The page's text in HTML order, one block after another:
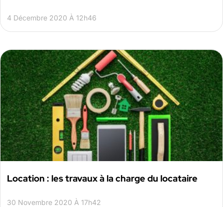
4 Décembre 2020 À 12h46
Location : les travaux à la charge du locataire
30 Novembre 2020 À 17h42